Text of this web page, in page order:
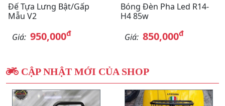
Đế Tựa Lưng Bật/gấp
Mẫu V2
Giá: 950,000đ
Bóng Đèn Pha Led R14-
H4 85w
Giá: 850,000đ
CẬP NHẬT MỚI CỦA SHOP